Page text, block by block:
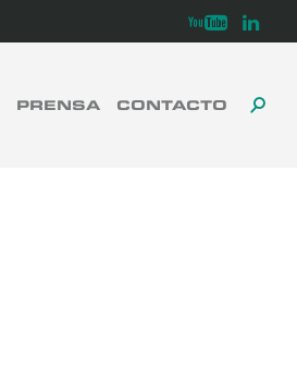
Youtube
PRENSA CONTACTO
CERRAR